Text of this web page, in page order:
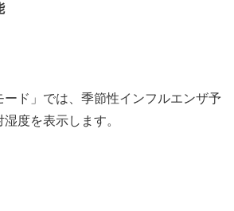
ード」では、季節性インフルエンザ予
度を表示します。